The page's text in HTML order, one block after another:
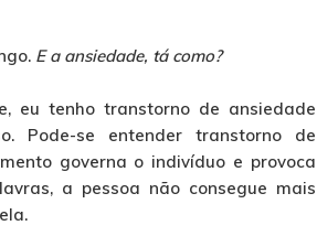
E a ansiedade, tá como?
eu tenho transtorno de ansiedade
Pode-se entender transtorno de
governa o indivíduo e provoca
a pessoa não consegue mais